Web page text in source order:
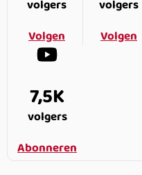
volgers
Volgen
volgers
Volgen
7,5K
volgers
Abonneren